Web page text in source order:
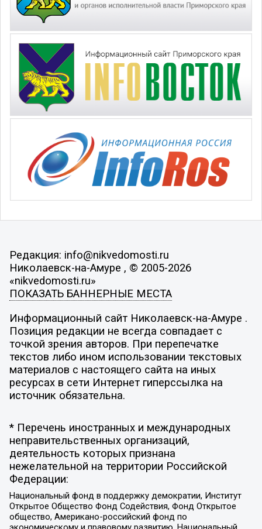
Редакция: info@nikvedomosti.ru
Николаевск-на-Амуре , © 2005-2026
«nikvedomosti.ru»
ПОКАЗАТЬ БАННЕРНЫЕ МЕСТА
Информационный сайт Николаевск-на-Амуре .
Позиция редакции не всегда совпадает с
точкой зрения авторов. При перепечатке
текстов либо ином использовании текстовых
материалов с настоящего сайта на иных
ресурсах в сети Интернет гиперссылка на
источник обязательна.
* Перечень иностранных и международных
неправительственных организаций,
деятельность которых признана
нежелательной на территории Российской
Федерации:
Национальный фонд в поддержку демократии, Институт
Открытое Общество Фонд Содействия, Фонд Открытое
общество, Американо-российский фонд по